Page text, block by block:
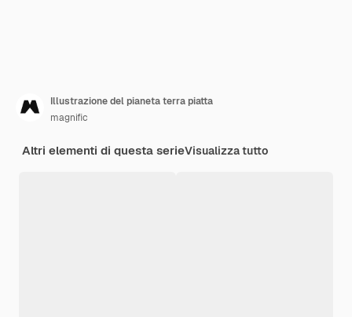
Illustrazione del pianeta terra piatta
magnific
Altri elementi di questa serieVisualizza tutto